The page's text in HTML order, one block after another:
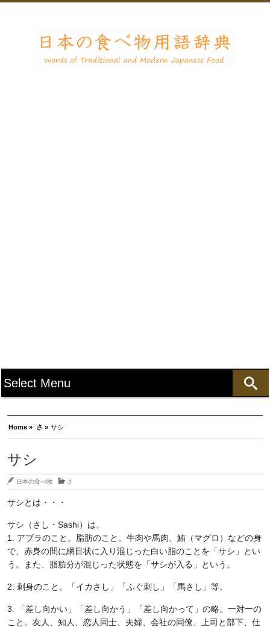
Home » さ » サシ
サシ
日本の食べ物 さ
サシとは・・・
サシ（さし・Sashi）は、
1. アブラのこと。脂肪のこと。牛肉や馬肉、鮪（マグロ）などの身
で、赤身の間に網目状に入り混じった白い脂のことを「サシ」とい
う。また、脂肪分が混じった状態を「サシが入る」という。
2. 刺身のこと。「イカさし」「ふぐ刺し」「馬さし」等。
3. 「差し向かい」「差し向かう」「差し向かって」の略。一対一の
こと。友人、知人、恋人同士、夫婦、会社の同僚、上司と部下、仕